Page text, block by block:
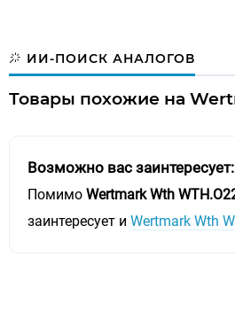
ИИ-ПОИСК АНАЛОГОВ
Товары похожие на
Возможно вас заинтересует:
Помимо Wertmark Wth
заинтересует и Wertmark Wth